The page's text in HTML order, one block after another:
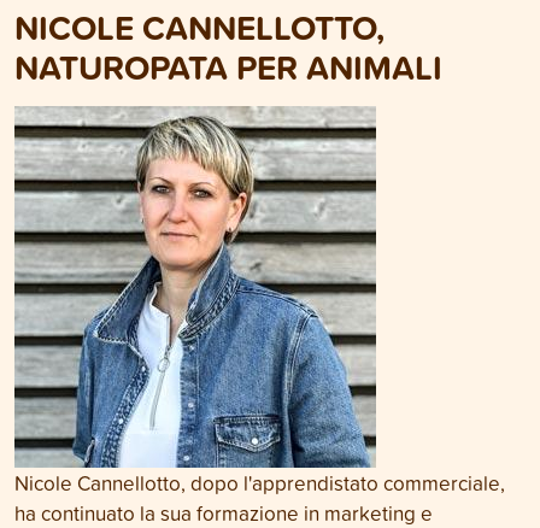
NICOLE CANNELLOTTO,
NATUROPATA PER ANIMALI
Nicole Cannellotto, dopo l'apprendistato commerciale,
ha continuato la sua formazione in marketing e